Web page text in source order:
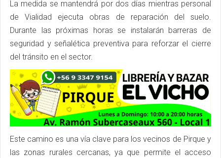
La medida se mantendrá por dos días mientras personal
de Vialidad ejecuta obras de reparación del suelo.
Durante las próximas horas se instalarán barreras de
seguridad y señalética preventiva para reforzar el cierre
del tránsito en el sector.
Este camino es una vía clave para los vecinos de Pirque y
las zonas rurales cercanas, ya que permite el acceso